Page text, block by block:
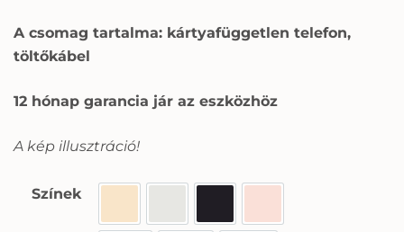
A csomag tartalma: kártyafüggetlen telefon,
töltőkábel
12 hónap garancia jár az eszközhöz
A kép illusztráció!
Színek
Ezüst Fekete